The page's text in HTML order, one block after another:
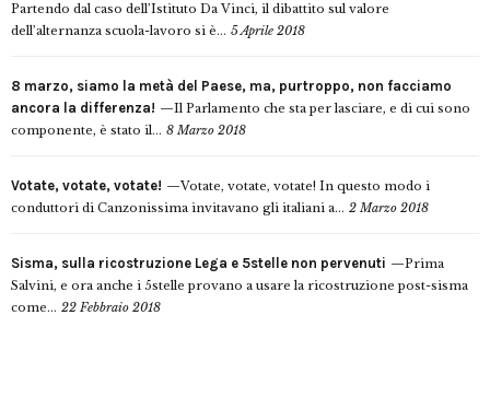
Partendo dal caso dell’Istituto Da Vinci, il dibattito sul valore
dell’alternanza scuola-lavoro si è... 5 Aprile 2018
8 marzo, siamo la metà del Paese, ma, purtroppo, non facciamo
ancora la differenza!
Il Parlamento che sta per lasciare, e di cui sono
componente, è stato il... 8 Marzo 2018
Votate, votate, votate!
Votate, votate, votate! In questo modo i
conduttori di Canzonissima invitavano gli italiani a... 2 Marzo 2018
Sisma, sulla ricostruzione Lega e 5stelle non pervenuti
Prima
Salvini, e ora anche i 5stelle provano a usare la ricostruzione post-sisma
come... 22 Febbraio 2018